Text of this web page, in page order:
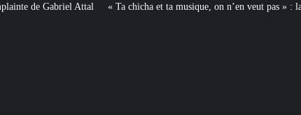
« Ta chicha et ta musique, on n’en veut pas » : la mairie RN d’Agde face